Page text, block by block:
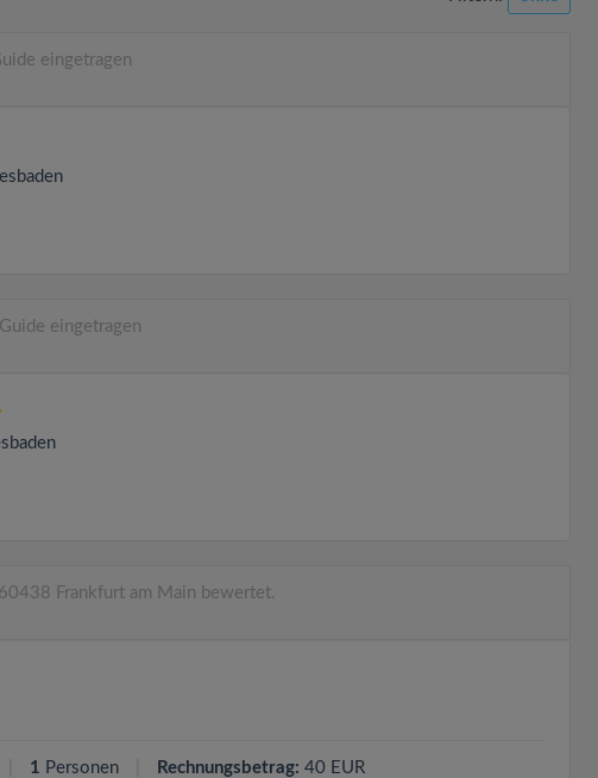
eingetragen
eingetragen
Frankfurt am Main bewertet.
1 Personen Rechnungsbetrag: 40 EUR